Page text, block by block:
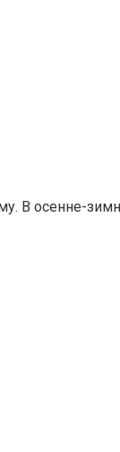
В осенне-